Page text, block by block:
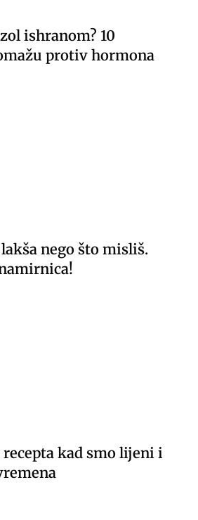
ishranom? 10
protiv hormona
nego što misliš.
kad smo lijeni i